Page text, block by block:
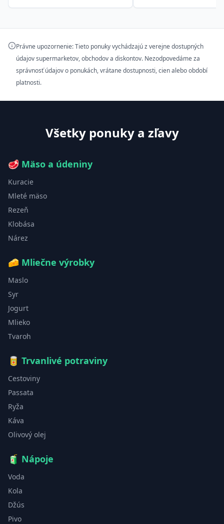
Právne upozornenie: Tieto ponuky vychádzajú z verejne dostupných
údajov supermarketov, obchodov a diskontov. Nezodpovedáme za
správnosť údajov o ponukách, vrátane dostupnosti, cien alebo období
platnosti.
Všetky ponuky a zľavy
🥩 Mäso a údeniny
Kuracie
Mleté mäso
Rezeň
Klobása
Nárez
🧀 Mliečne výrobky
Maslo
Syr
Jogurt
Mlieko
Tvaroh
🥫 Trvanlivé potraviny
Cestoviny
Passata
Ryža
Káva
Olivový olej
🧃 Nápoje
Voda
Kola
Džús
Pivo